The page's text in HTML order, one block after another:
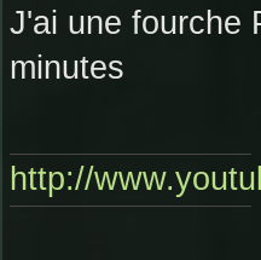
J'ai une fourche
minutes
http://